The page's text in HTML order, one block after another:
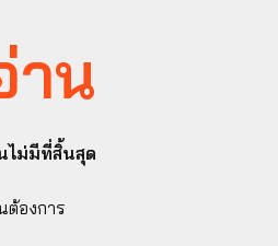
าน
นไม่มีที่สิ้นสุด
ต้องการ